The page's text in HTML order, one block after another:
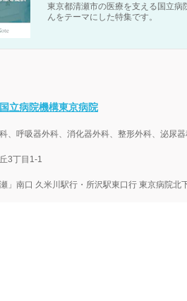
東京都清瀬市の医療を支える国立
んをテーマにした特集です。
立病院機構東京病院
、呼吸器外科、消化器外科、整形外科、泌尿
3丁目1-1
」南口 久米川駅行・所沢駅東口行 東京病院